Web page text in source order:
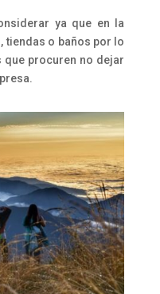
ya que en la
tiendas o baños por lo
que procuren no dejar